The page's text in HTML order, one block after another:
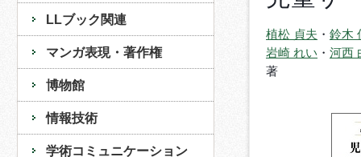
LLブック関連
マンガ表現・著作権
博物館
情報技術
学術コミュニケーション
植松 貞夫 ・ 鈴木
岩崎 れい ・ 河西